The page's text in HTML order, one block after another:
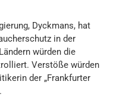
Dyckmans, hat
in der
würden die
Verstöße würden
der „Frankfurter